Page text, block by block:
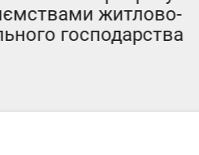
житлово-
господарства